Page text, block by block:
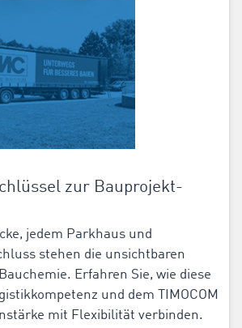
zur Bauprojekt-
jedem Parkhaus und
stehen die unsichtbaren
Erfahren Sie, wie diese
und dem TIMOCOM
mit Flexibilität verbinden.